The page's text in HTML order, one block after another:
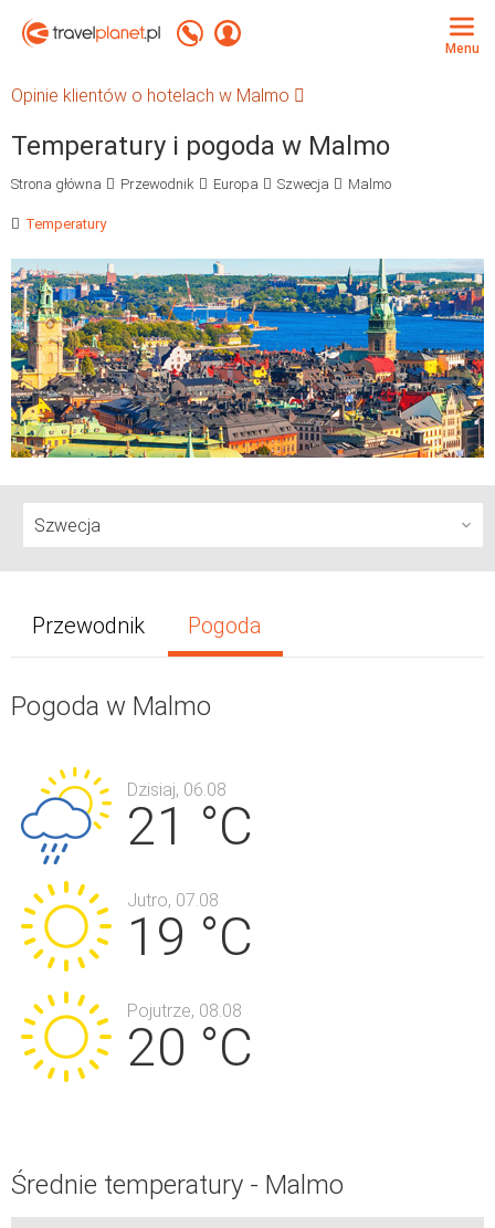
Travelplanet.pl
Zadzwoń +48 71 771 76 55
Zaloguj się
Menu
Opinie klientów o hotelach w Malmo
Temperatury i pogoda w Malmo
Strona główna Przewodnik Europa Szwecja Malmo
Temperatury
Przewodnik Pogoda
Pogoda w Malmo
Dzisiaj, 06.08
21 °C
Jutro, 07.08
19 °C
Pojutrze, 08.08
20 °C
Średnie temperatury - Malmo